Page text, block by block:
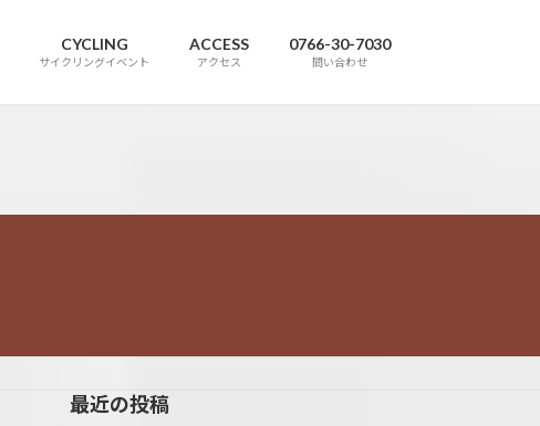
CYCLING
サイクリングイベント
ACCESS
アクセス
0766-30-7030
問い合わせ
最近の投稿